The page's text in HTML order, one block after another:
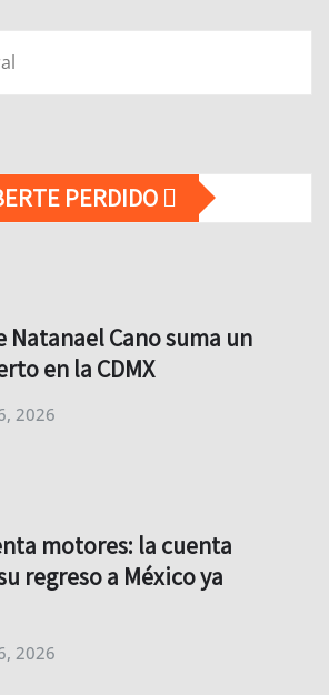
PERDIDO
Natanael Cano suma un
en la CDMX
2026
motores: la cuenta
regreso a México ya
2026